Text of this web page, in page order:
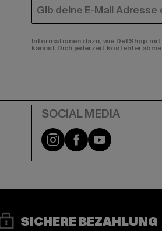
E-MAIL
Informationen dazu, wie DefShop
kannst Dich jederzeit kostenfei
Instagram
FacebookYouTube
SICHERE BEZAHLUNG